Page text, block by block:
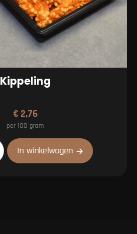
Kippeling
€ 2,76
per 100 gram
In winkelwagen